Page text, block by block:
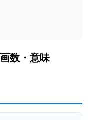
数・意味